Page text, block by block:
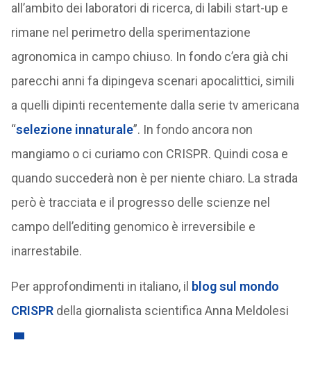
all’ambito dei laboratori di ricerca, di labili start-up e
rimane nel perimetro della sperimentazione
agronomica in campo chiuso. In fondo c’era già chi
parecchi anni fa dipingeva scenari apocalittici, simili
a quelli dipinti recentemente dalla serie tv americana
“selezione innaturale”. In fondo ancora non
mangiamo o ci curiamo con CRISPR. Quindi cosa e
quando succederà non è per niente chiaro. La strada
però è tracciata e il progresso delle scienze nel
campo dell’editing genomico è irreversibile e
inarrestabile.
Per approfondimenti in italiano, il blog sul mondo
CRISPRdella giornalista scientifica Anna Meldolesi